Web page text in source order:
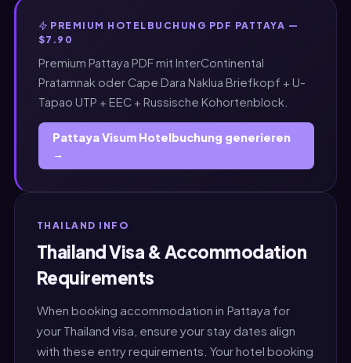
PREMIUM HOTELBUCHUNG PDF PATTAYA —
$7.90
Premium Pattaya PDF mit InterContinental
Pratamnak oder Cape Dara Naklua Briefkopf + U-
Tapao UTP + EEC + Russische Kohortenblock.
Pattaya Visum Hotelbuchung generieren
→
THAILAND INFO
Thailand Visa & Accommodation
Requirements
When booking accommodation in Pattaya for
your Thailand visa, ensure your stay dates align
with these entry requirements. Your hotel booking